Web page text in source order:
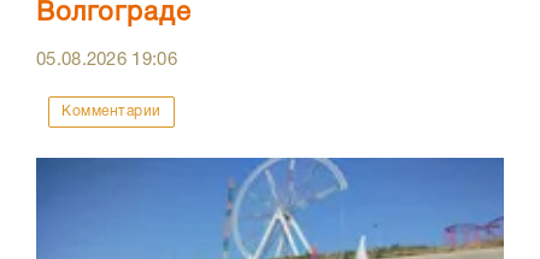
Волгограде
05.08.2026 19:06
Комментарии